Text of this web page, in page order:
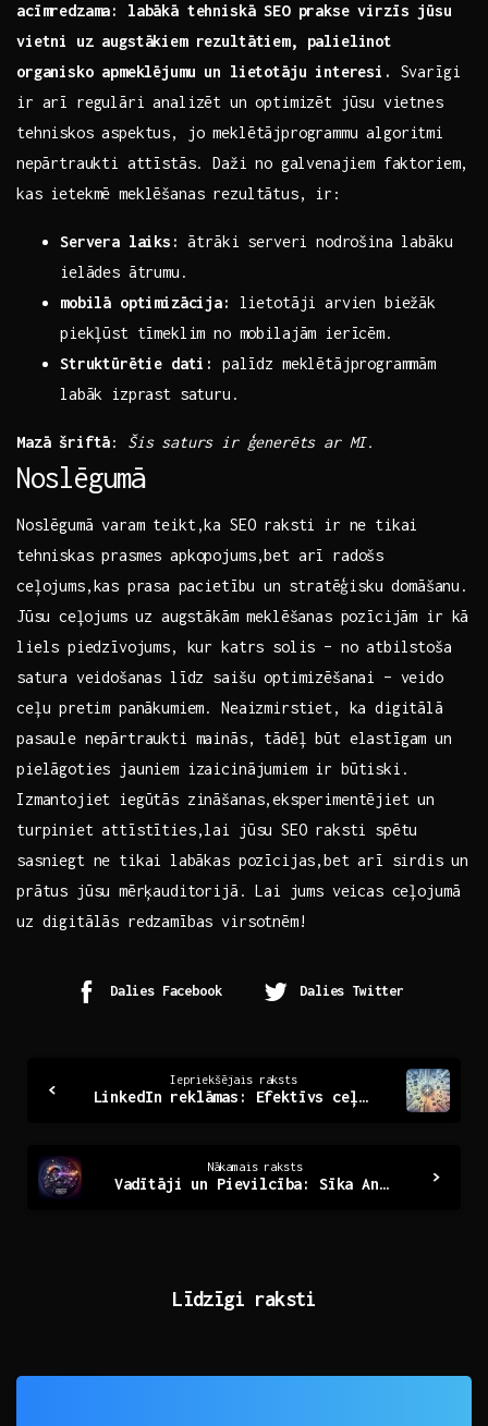
acīmredzama: labākā tehniskā ⁣SEO prakse virzīs jūsu
vietni uz augstākiem rezultātiem, palielinot
organisko ⁤apmeklējumu‍ un lietotāju interesi.
Svarīgi⁣
ir arī regulāri analizēt ⁤un optimizēt jūsu ⁤vietnes
tehniskos aspektus, jo meklētājprogrammu algoritmi
⁢nepārtraukti attīstās. Daži no ⁢galvenajiem faktoriem,
kas ietekmē ‌meklēšanas rezultātus,⁣ ir:
Servera laiks: ⁤ātrāki‍ serveri nodrošina labāku
ielādes ātrumu.
mobilā optimizācija:
​lietotāji arvien biežāk
piekļūst tīmeklim no mobilajām ierīcēm.
Struktūrētie dati:
palīdz ‍meklētājprogrammām
labāk izprast saturu.
Mazā šriftā: ​ Šis saturs ir⁣ ģenerēts ar MI.
Noslēgumā
Noslēgumā‍ varam ‌teikt,ka SEO⁢ raksti ir ne tikai
tehniskas prasmes apkopojums,bet arī radošs
ceļojums,kas ⁢prasa⁣ pacietību un ⁢stratēģisku⁣ domāšanu.
⁤Jūsu ⁢ceļojums uz augstākām meklēšanas pozīcijām​ ir kā⁢
liels⁢ piedzīvojums, kur katrs solis – no atbilstoša
satura⁤ veidošanas ‍līdz saišu optimizēšanai – veido
ceļu⁣ pretim ‌panākumiem. Neaizmirstiet,‍ ka digitālā
pasaule nepārtraukti mainās, tādēļ būt elastīgam ⁤un⁣
pielāgoties ‍jauniem izaicinājumiem ir‌ būtiski.⁣
Izmantojiet iegūtās zināšanas,eksperimentējiet⁣ un
turpiniet attīstīties,lai jūsu⁣ SEO raksti spētu
sasniegt ne tikai⁣ labākas pozīcijas,bet⁢ arī sirdis⁢ un
prātus jūsu⁣ mērķauditorijā. ⁣Lai jums​ veicas ceļojumā
uz digitālās redzamības virsotnēm!
Dalies Facebook Dalies Twitter
Reading
Iepriekšējais raksts
LinkedIn reklāmas: Efektīvs ceļš uz profesionālo panākumu
Nākamais raksts
Vadītāji un Pievilcība: Sīka Analīze par ‘Lead Magnētiem
Līdzīgi raksti